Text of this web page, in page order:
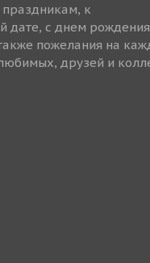
к
дате, с днем
пожелания на
друзей и